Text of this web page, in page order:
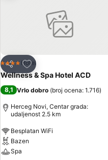
Deli
Dodati u favorite
4 Zvezdice
Hotel
Wellness & Spa Hotel ACD
8,1 Vrlo dobro (broj ocena: 1.716)
Herceg Novi, Centar grada:
udaljenost 2.5 km
Besplatan WiFi
Bazen
Spa